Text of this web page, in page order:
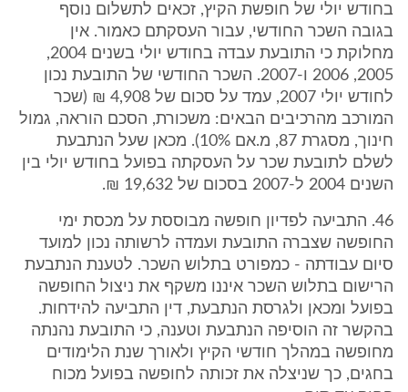
בחודש יולי של חופשת הקיץ, זכאים לתשלום נוסף
בגובה השכר החודשי, עבור העסקתם כאמור. אין
מחלוקת כי התובעת עבדה בחודש יולי בשנים 2004,
2005, 2006 ו-2007. השכר החודשי של התובעת נכון
לחודש יולי 2007, עמד על סכום של 4,908 ₪ (שכר
המורכב מהרכיבים הבאים: משכורת, הסכם הוראה, גמול
חינוך, מסגרת 87, מ.אם 10%). מכאן שעל הנתבעת
לשלם לתובעת שכר על העסקתה בפועל בחודש יולי בין
השנים 2004 ל-2007 בסכום של 19,632 ₪.
46. התביעה לפדיון חופשה מבוססת על מכסת ימי
החופשה שצברה התובעת ועמדה לרשותה נכון למועד
סיום עבודתה - כמפורט בתלוש השכר. לטענת הנתבעת
הרישום בתלוש השכר איננו משקף את ניצול החופשה
בפועל ומכאן ולגרסת הנתבעת, דין התביעה להידחות.
בהקשר זה הוסיפה הנתבעת וטענה, כי התובעת נהנתה
מחופשה במהלך חודשי הקיץ ולאורך שנת הלימודים
בחגים, כך שניצלה את זכותה לחופשה בפועל מכוח